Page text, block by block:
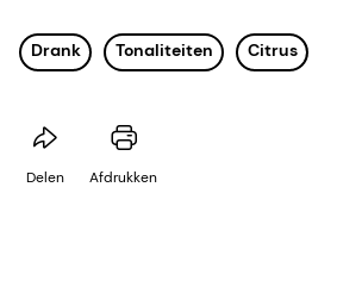
Drank Tonaliteiten Citrus
Delen Afdrukken